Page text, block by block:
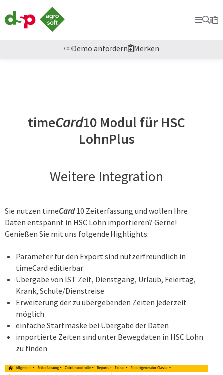
System.
Demo anfordern Merken
timeCard10 Modul für HSC
LohnPlus
Weitere Integration
Sie nutzen timeCard10 Zeiterfassung und wollen Ihre
Daten entspannt in HSC Lohn importieren? Gerne!
Genießen Sie mit uns folgende Highlights:
Parameter für den Export sind nutzerfreundlich in
timeCard editierbar
Übergabe von IST Zeit, Dienstgang, Urlaub, Feiertag,
Krank, Schule/Dienstreise
Erweiterung der zu übergebenden Zeiten jederzeit
möglich
einfache Startmaske bei Übergabe der Daten
importierte Zeiten sind unter Bewegdaten in HSC Lohn
zu finden